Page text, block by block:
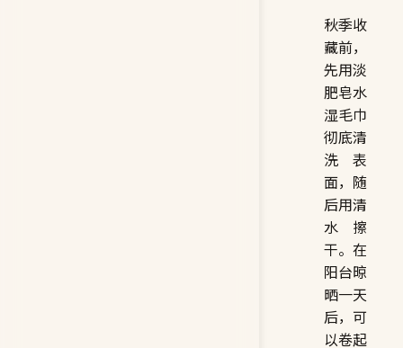
秋季收
藏前，
先用淡
肥皂水
湿毛巾
彻底清
洗表
面，随
后用清
水擦
干。在
阳台晾
晒一天
后，可
以卷起